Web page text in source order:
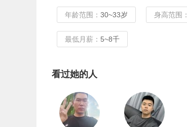
年龄范围： 30~33岁 身高范围：
最低月薪： 5~8千
看过她的人